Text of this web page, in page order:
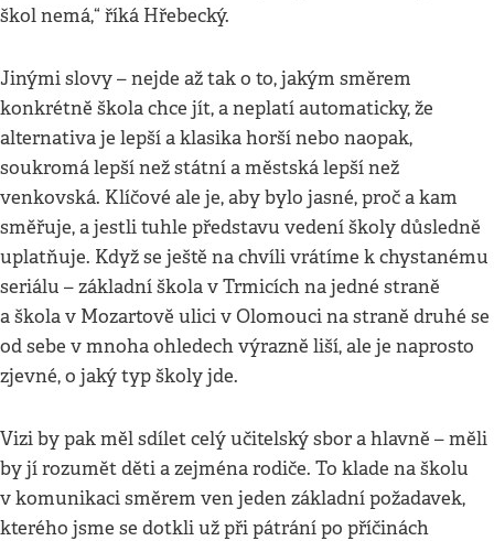
škol nemá,“ říká Hřebecký.
Jinými slovy – nejde až tak o to, jakým směrem
konkrétně škola chce jít, a neplatí automaticky, že
alternativa je lepší a klasika horší nebo naopak,
soukromá lepší než státní a městská lepší než
venkovská. Klíčové ale je, aby bylo jasné, proč a kam
směřuje, a jestli tuhle představu vedení školy důsledně
uplatňuje. Když se ještě na chvíli vrátíme k chystanému
seriálu – základní škola v Trmicích na jedné straně
a škola v Mozartově ulici v Olomouci na straně druhé se
od sebe v mnoha ohledech výrazně liší, ale je naprosto
zjevné, o jaký typ školy jde.
Vizi by pak měl sdílet celý učitelský sbor a hlavně – měli
by jí rozumět děti a zejména rodiče. To klade na školu
v komunikaci směrem ven jeden základní požadavek,
kterého jsme se dotkli už při pátrání po příčinách